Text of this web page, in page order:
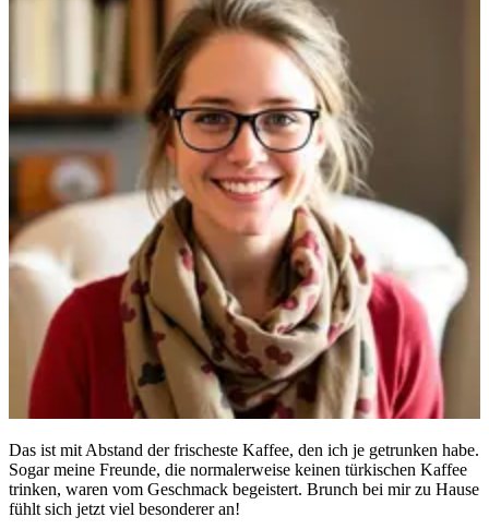
Das ist mit Abstand der frischeste Kaffee, den ich je getrunken habe.
Sogar meine Freunde, die normalerweise keinen türkischen Kaffee
trinken, waren vom Geschmack begeistert. Brunch bei mir zu Hause
fühlt sich jetzt viel besonderer an!